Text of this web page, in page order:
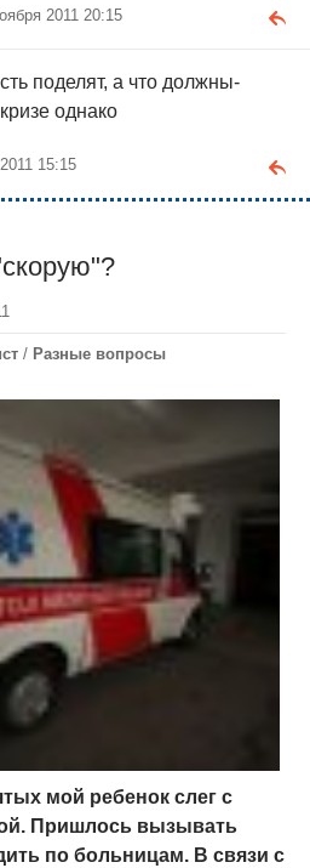
2011 20:15
поделят, а что должны-
однако
15:15
/ Разные вопросы
мой ребенок слег с
Пришлось вызывать
по больницам. В связи с